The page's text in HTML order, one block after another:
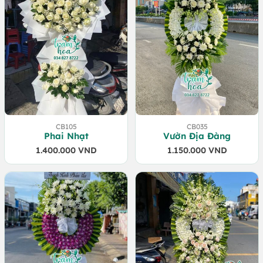
CB105
Phai Nhạt
1.400.000 VND
CB035
Vườn Địa Đàng
1.150.000 VND